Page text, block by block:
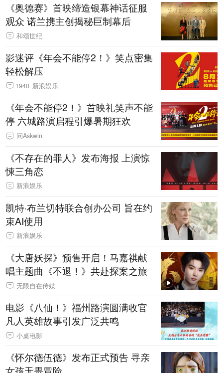
《奥德赛》首映缔造银幕神话征服
观众 诺兰携主创揭秘巨制幕后
和颂世纪
影迷评《年会不能停2！》笑点密集
轻松解压
1940 新浪娱乐
《年会不能停2！》首映礼笑声不能
停 六城路演启程引爆暑期狂欢
问Askwin
《不存在的罪人》发布海报 上演惊
悚三角恋
新浪娱乐
凯特·布兰切特联合创办公司 旨在约
束AI使用
新浪娱乐
《大唐妖探》预售开启！马嘉祺献
唱主题曲《不退！》共赴探案之旅
无限自在传媒
电影《八仙！》福州路演圆满收官
凡人英雄故事引发广泛共鸣
小桌电影
《怀尔德伍德》发布正式预告 寻亲